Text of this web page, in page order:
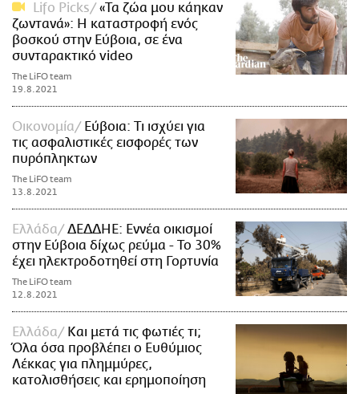
Lifo Picks
«Τα ζώα μου κάηκαν
ζωντανά»: Η καταστροφή ενός
βοσκού στην Εύβοια, σε ένα
συνταρακτικό video
The LiFO team
19.8.2021
Οικονομία
Εύβοια: Τι ισχύει για
τις ασφαλιστικές εισφορές των
πυρόπληκτων
The LiFO team
13.8.2021
Ελλάδα
ΔΕΔΔΗΕ: Εννέα οικισμοί
στην Εύβοια δίχως ρεύμα - Το 30%
έχει ηλεκτροδοτηθεί στη Γορτυνία
The LiFO team
12.8.2021
Ελλάδα
Και μετά τις φωτιές τι;
Όλα όσα προβλέπει ο Ευθύμιος
Λέκκας για πλημμύρες,
κατολισθήσεις και ερημοποίηση